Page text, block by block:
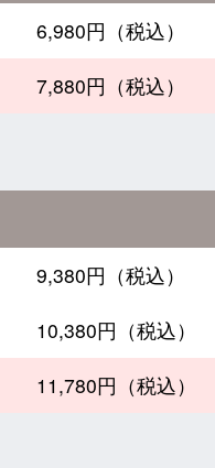
6,980円（税込）
7,880円（税込）
9,380円（税込）
10,380円（税込）
11,780円（税込）